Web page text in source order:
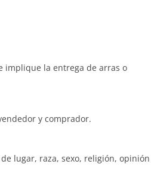
implique la entrega de arras o
y comprador.
lugar, raza, sexo, religión, opinión